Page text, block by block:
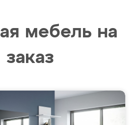
мебель на
заказ